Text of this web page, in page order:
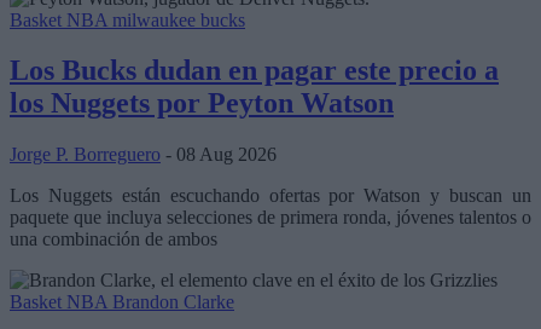
Basket NBA milwaukee bucks
Los Bucks dudan en pagar este precio a
los Nuggets por Peyton Watson
Jorge P. Borreguero - 08 Aug 2026
Los Nuggets están escuchando ofertas por Watson y buscan un
paquete que incluya selecciones de primera ronda, jóvenes talentos o
una combinación de ambos
Basket NBA Brandon Clarke